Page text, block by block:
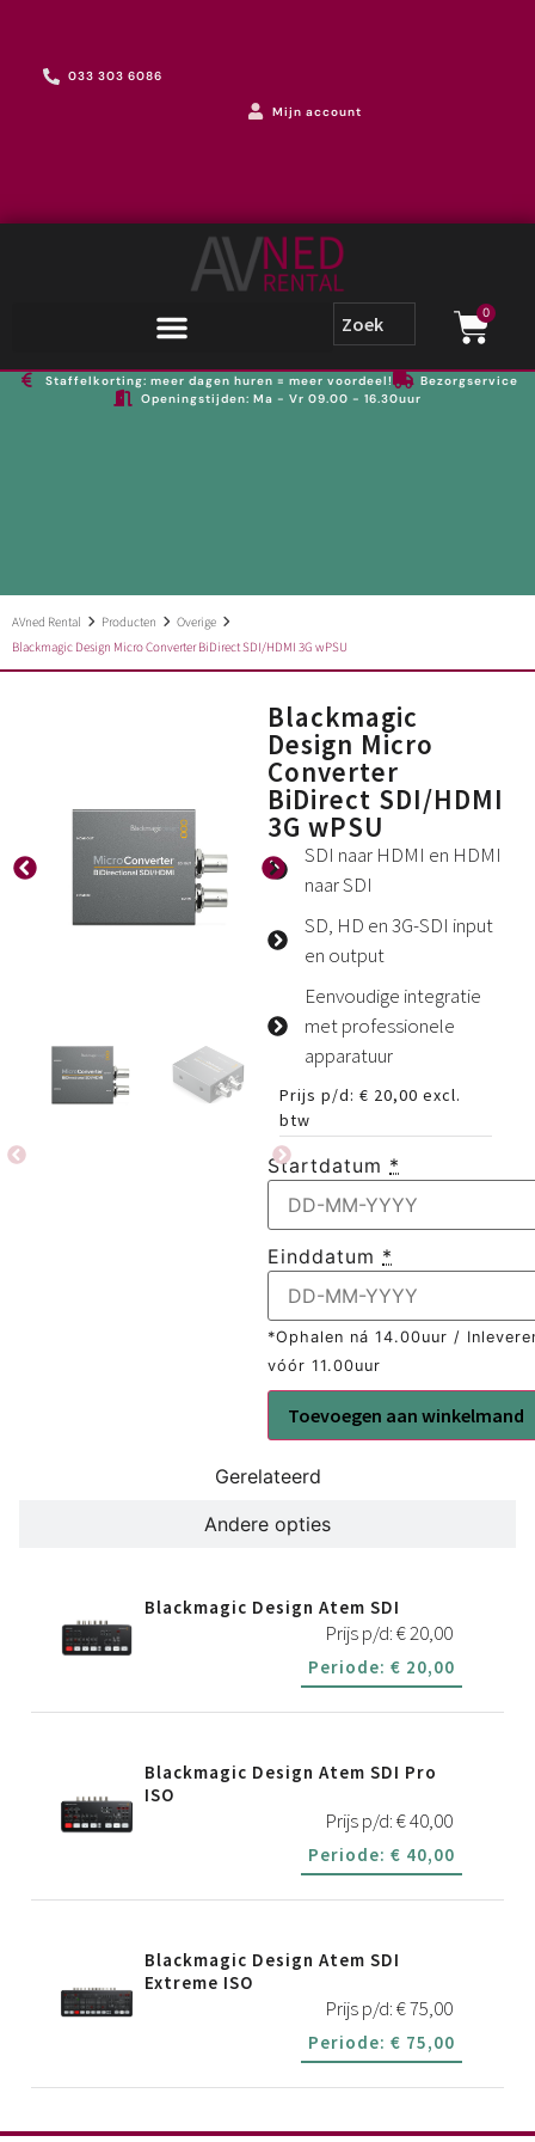
033 303 6086
Mijn account
0
Staffelkorting: meer dagen huren = meer voordeel!
Bezorgservice
Openingstijden: Ma - Vr 09.00 - 16.30uur
AVned Rental Producten
Overige
Blackmagic Design Micro Converter BiDirect SDI/HDMI 3G wPSU
Blackmagic
Design Micro
Converter
BiDirect SDI/HDMI
3G wPSU
SDI naar HDMI en HDMI
naar SDI
SD, HD en 3G-SDI input
en output
Eenvoudige integratie
met professionele
apparatuur
Prijs p/d: € 20,00 excl.
btw
Startdatum *
Einddatum *
*Ophalen ná 14.00uur /
vóór 11.00uur
Toevoegen aan winkelmand
Gerelateerd
Andere opties
Blackmagic Design Atem SDI
Prijs p/d:€20,00
Periode: € 20,00
Blackmagic Design Atem SDI Pro
ISO
Prijs p/d:€40,00
Periode: € 40,00
Blackmagic Design Atem SDI
Extreme ISO
Prijs p/d:€75,00
Periode: € 75,00